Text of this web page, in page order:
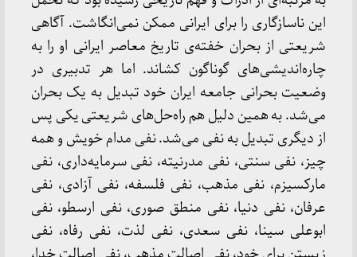
این ناسازگاری را برای ایرانی ممکن نمی‌انگاشت. آگاهی
شریعتی از بحران خفته‌ی تاریخ معاصر ایرانی او را به
چاره‌اندیشی‌های گوناگون کشاند. اما هر تدبیری در
وضعیت بحرانی جامعه ایران خود تبدیل به یک بحران
می‌شد. به همین دلیل هم راه‌حل‌های شریعتی یکی پس
از دیگری تبدیل به نفی می‌شد. نفی مدام خویش و همه
چیز، نفی سنتی، نفی مدرنیته، نفی سرمایه‌داری، نفی
مارکسیزم، نفی مذهب، نفی فلسفه، نفی آزادی، نفی
عرفان، نفی دنیا، نفی منطق صوری، نفی ارسطو، نفی
ابوعلی سینا، نفی سعدی، نفی لذت، نفی رفاه، نفی